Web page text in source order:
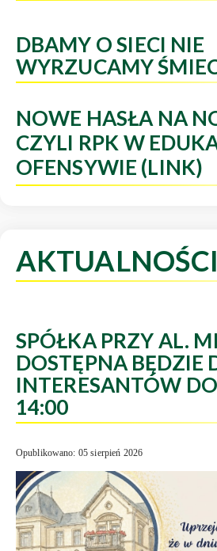
DBAMY O SIECI NIE
WYRZUCAMY
NOWE HASŁA NA
CZYLI RPK W
OFENSYWIE (LINK)
AKTUALNOŚCI
SPÓŁKA PRZY AL.
DOSTĘPNA BĘDZIE
INTERESANTÓW
14:00
Opublikowano: 05 sierpień 2026